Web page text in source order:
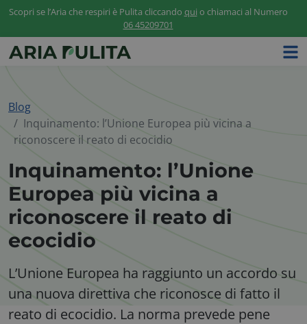
Scopri se l’Aria che respiri è Pulita cliccando qui o chiamaci al Numero
06 45209701
Blog
Inquinamento: l’Unione Europea più vicina a
riconoscere il reato di ecocidio
Inquinamento: l’Unione
Europea più vicina a
riconoscere il reato di
ecocidio
L’Unione Europea ha raggiunto un accordo su
una nuova direttiva che riconosce di fatto il
reato di ecocidio. La norma prevede pene